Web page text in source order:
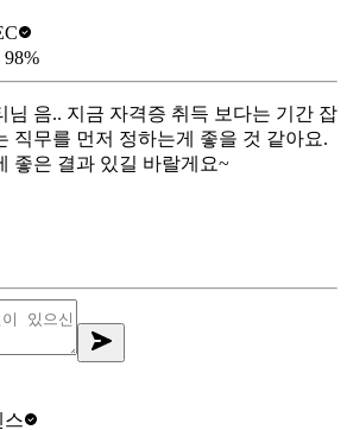
98%
님 음.. 지금 자격증 취득 보다는 기간 잡
직무를 먼저 정하는게 좋을 것 같아요.
좋은 결과 있길 바랄게요~
스